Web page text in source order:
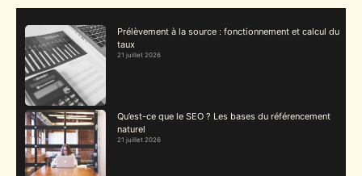
Prélèvement à la source : fonctionnement et calcul du
taux
21 juillet 2026
Qu’est-ce que le SEO ? Les bases du référencement
naturel
21 juillet 2026